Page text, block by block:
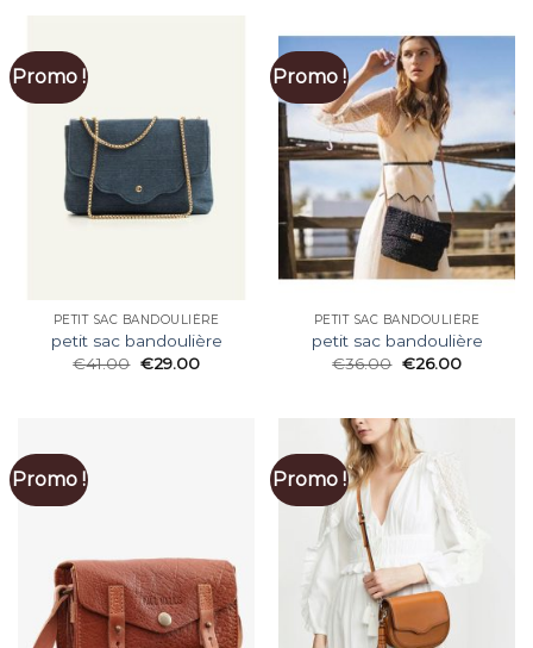
Promo !
PETIT SAC BANDOULIÈRE
petit sac bandoulière
€41.00 €29.00
Promo !
PETIT SAC BANDOULIÈRE
petit sac bandoulière
€36.00 €26.00
Promo ! Promo !